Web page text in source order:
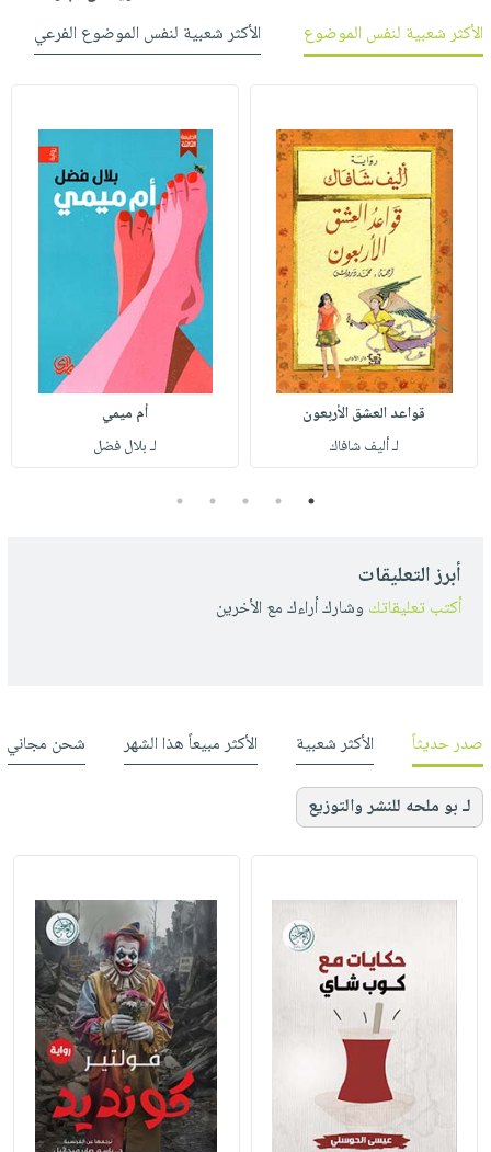
الأكثر شعبية لنفس الموضوع
الأكثر شعبية لنفس الموضوع الفرعي
قواعد العشق الأربعون
لـ أليف شافاك
أم ميمي
لـ بلال فضل
1
2
3
4
5
أبرز التعليقات
أكتب تعليقاتك وشارك أراءك مع الأخرين
صدر حديثاً الأكثر شعبية الأكثر مبيعاً هذا الشهر شحن مجاني
لـ بو ملحه للنشر والتوزيع